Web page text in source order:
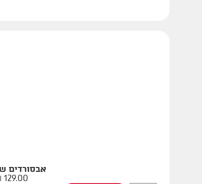
אבסורדים
129.00